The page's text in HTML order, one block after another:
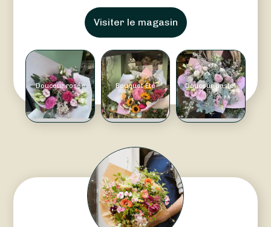
Visiter le magasin
Douceur rosée Bouquet Été Douceur pastel